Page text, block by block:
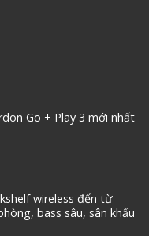
Go + Play 3 mới nhất
wireless đến từ
bass sâu, sân khấu